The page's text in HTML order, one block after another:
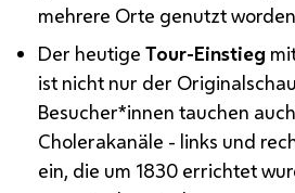
mehrere Orte genutzt
Der heutigeTour-Einstieg
ist nicht nur der
Besucher*innen tauchen
Cholerakanäle - links und
ein, die um 1830 errichtet